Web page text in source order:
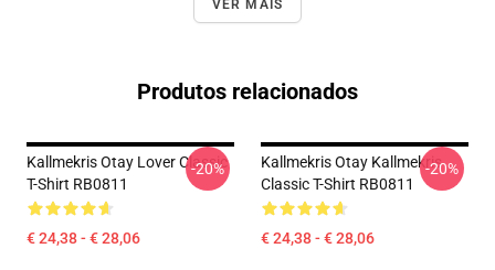
VER MAIS
Produtos relacionados
Kallmekris Otay Lover Classic
T-Shirt RB0811
€ 24,38 - € 28,06
-20%
Kallmekris Otay Kallmekris
Classic T-Shirt RB0811
€ 24,38 - € 28,06
-20%